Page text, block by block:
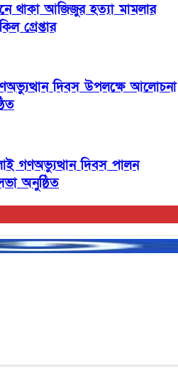
থাকা আজিজুর হত্যা মামলার
গ্রেপ্তার
দিবস উপলক্ষে আলোচনা
গণঅভ্যুত্থান দিবস পালন
অনুষ্ঠিত